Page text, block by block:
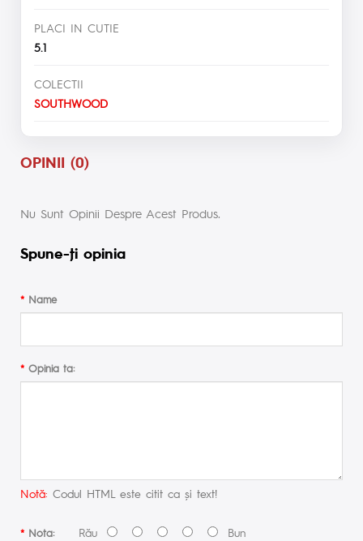
PLACI IN CUTIE
5.1
COLECTII
SOUTHWOOD
OPINII (0)
Nu Sunt Opinii Despre Acest Produs.
Spune-ţi opinia
Name
Opinia ta:
Notă: Codul HTML este citit ca şi text!
Nota:Rău Bun